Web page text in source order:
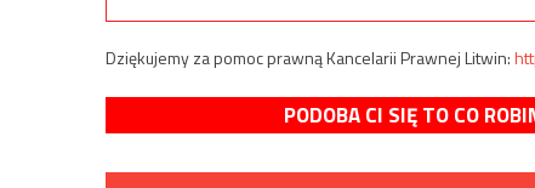
Dziękujemy za pomoc prawną Kancelarii Prawnej Litwin:
PODOBA CI SIĘ TO CO